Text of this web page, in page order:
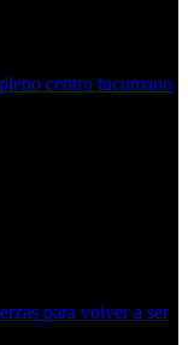
centro tucumano
para volver a ser